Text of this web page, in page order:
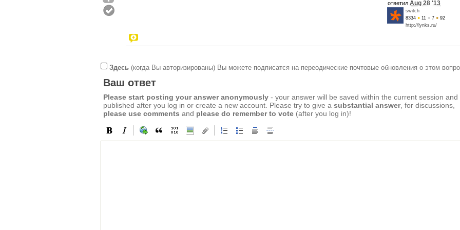
ответил Aug 28 '13
switch
8334 ● 11 ● 7 ● 92
http://lynks.ru/
Здесь (когда Вы авторизированы) Вы можете подписатся на переодические почтовые обновления о этом
Ваш ответ
Please start posting your answer anonymously - your answer will be saved within the current session and
published after you log in or create a new account. Please try to give a substantial answer, for discussions,
please use comments and please do remember to vote (after you log in)!